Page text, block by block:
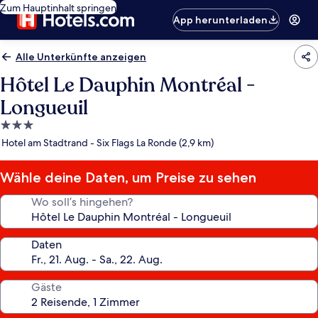
Zum Hauptinhalt springen
App herunterladen
Alle Unterkünfte anzeigen
Hôtel Le Dauphin Montréal -
Longueuil
3.0-
Sterne-
Hotel am Stadtrand - Six Flags La Ronde (2,9 km)
Wähle deine Daten, um Preise zu sehen
Wo soll’s hingehen?
Daten
Gäste